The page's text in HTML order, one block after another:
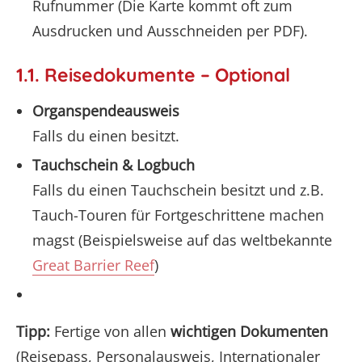
Rufnummer (Die Karte kommt oft zum
Ausdrucken und Ausschneiden per PDF).
1.1. Reisedokumente – Optional
Organspendeausweis
Falls du einen besitzt.
Tauchschein & Logbuch
Falls du einen Tauchschein besitzt und z.B.
Tauch-Touren für Fortgeschrittene machen
magst (Beispielsweise auf das weltbekannte
Great Barrier Reef)
Tipp: Fertige von allen wichtigen Dokumenten
(Reisepass, Personalausweis, Internationaler